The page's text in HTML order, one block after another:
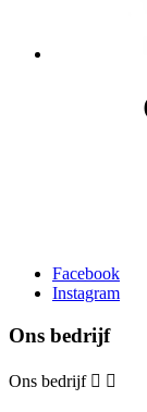
Facebook
Instagram
Ons bedrijf
Ons bedrijf  